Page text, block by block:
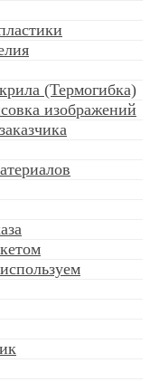
(Термогибка)
изображений